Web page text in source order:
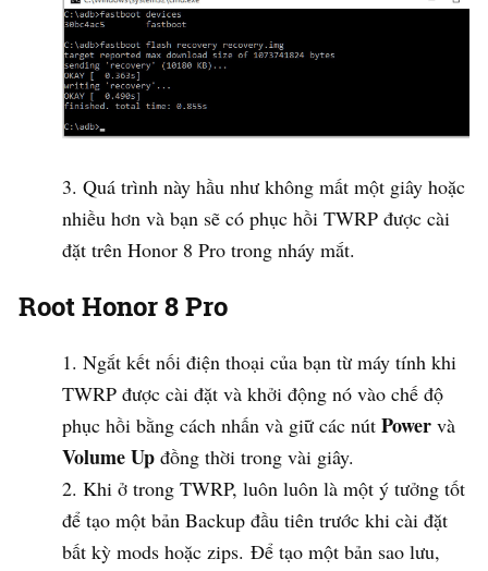
Quá trình này hầu như không mất một giây hoặc
nhiều hơn và bạn sẽ có phục hồi TWRP được cài
đặt trên Honor 8 Pro trong nháy mắt.
Root Honor 8 Pro
Ngắt kết nối điện thoại của bạn từ máy tính khi
TWRP được cài đặt và khởi động nó vào chế độ
phục hồi bằng cách nhấn và giữ các nút Power và
Volume Up đồng thời trong vài giây.
Khi ở trong TWRP, luôn luôn là một ý tưởng tốt
để tạo một bản Backup đầu tiên trước khi cài đặt
bất kỳ mods hoặc zips. Để tạo một bản sao lưu,